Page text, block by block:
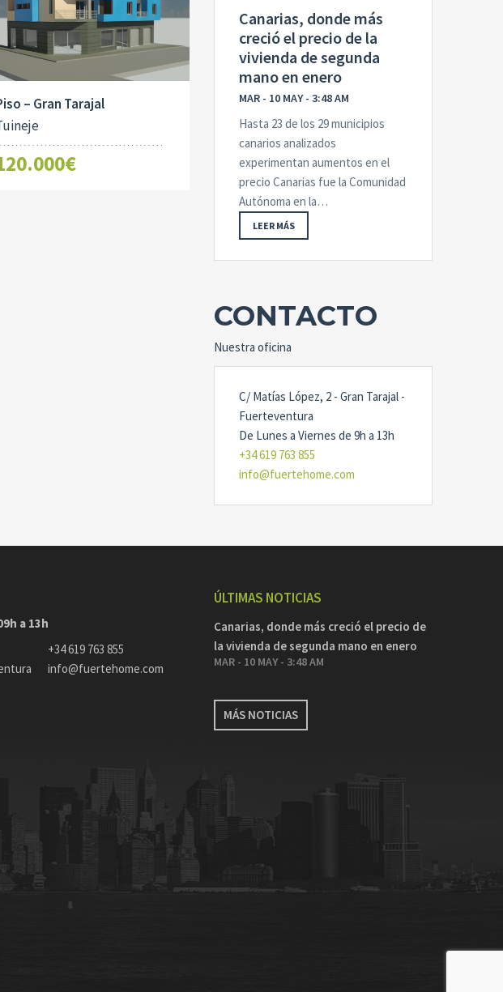
– Gran Tarajal
Canarias, donde más
creció el precio de la
vivienda de segunda
mano en enero
MAR - 10 MAY - 3:48 AM
Hasta 23 de los 29 municipios
canarios analizados
experimentan aumentos en el
precio Canarias fue la Comunidad
Autónoma en la…
LEER MÁS
CONTACTO
Nuestra oficina
C/ Matías López, 2 - Gran Tarajal -
Fuerteventura
De Lunes a Viernes de 9h a 13h
+34 619 763 855
info@fuertehome.com
a 13h
+34 619 763 855
info@fuertehome.com
ÚLTIMAS NOTICIAS
Canarias, donde más creció el precio de
la vivienda de segunda mano en enero
MAR - 10 MAY - 3:48 AM
MÁS NOTICIAS